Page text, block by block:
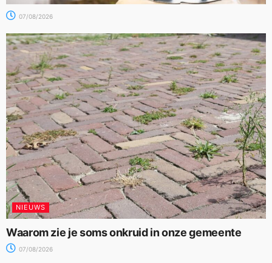
07/08/2026
NIEUWS
Waarom zie je soms onkruid in onze gemeente
07/08/2026